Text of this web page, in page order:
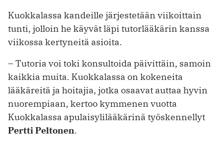
Kuokkalassa kandeille järjestetään viikoittain
tunti, jolloin he käyvät läpi tutorlääkärin kanssa
viikossa kertyneitä asioita.
– Tutoria voi toki konsultoida päivittäin, samoin
kaikkia muita. Kuokkalassa on kokeneita
lääkäreitä ja hoitajia, jotka osaavat auttaa hyvin
nuorempiaan, kertoo kymmenen vuotta
Kuokkalassa apulaisylilääkärinä työskennellyt
Pertti Peltonen.